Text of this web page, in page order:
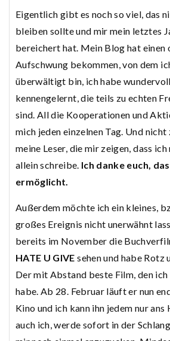
Eigentlich gibt es noch so viel, das
bleiben sollte und mir mein letztes
bereichert hat. Mein Blog hat einen
Aufschwung bekommen, von dem
überwältigt bin, ich habe
kennengelernt, die teils zu echten
sind. All die Kooperationen und
mich jeden einzelnen Tag. Und
meine Leser, die mir zeigen, dass
allein schreibe. Ich danke euch,
ermöglicht.
Außerdem möchte ich ein kleines,
großes Ereignis nicht unerwähnt
bereits im November die
HATE U GIVE sehen und habe Rotz
Der mit Abstand beste Film, den ich
habe. Ab 28. Februar läuft er nun
Kino und ich kann ihn jedem nur ans
auch ich, werde sofort in der